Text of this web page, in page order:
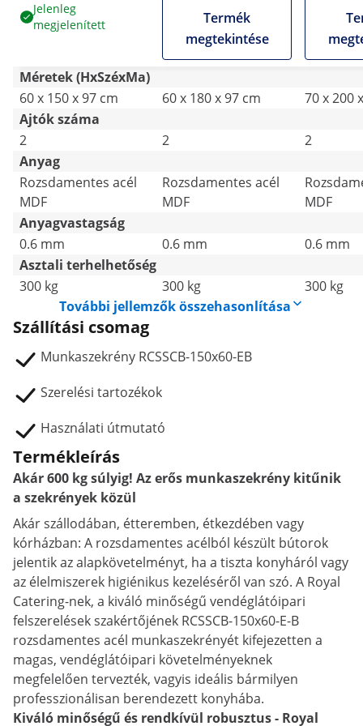
600 kg - hátsó perem
- Royal Catering
Jelenleg
megjelenített
600 kg - hátsó perem
- Royal Catering
Termék
megtekintése
600 kg -
Catering
Méretek (HxSzéxMa)
60 x 150 x 97 cm
60 x 180 x 97 cm
70 x 200
Ajtók száma
2
2
2
Anyag
Rozsdamentes acél
MDF
Rozsdamentes acél
MDF
MDF
Anyagvastagság
0.6 mm
0.6 mm
0.6 mm
Asztali terhelhetőség
300 kg
300 kg
300 kg
További jellemzők összehasonlítása
Szállítási csomag
Munkaszekrény RCSSCB-150x60-EB
Szerelési tartozékok
Használati útmutató
Termékleírás
Akár 600 kg súlyig! Az erős munkaszekrény kitűnik
a szekrények közül
Akár szállodában, étteremben, étkezdében vagy
kórházban: A rozsdamentes acélból készült bútorok
jelentik az alapkövetelményt, ha a tiszta konyháról vagy
az élelmiszerek higiénikus kezeléséről van szó. A Royal
Catering-nek, a kiváló minőségű vendéglátóipari
felszerelések szakértőjének RCSSCB-150x60-E-B
rozsdamentes acél munkaszekrényét kifejezetten a
magas, vendéglátóipari követelményeknek
megfelelően tervezték, vagyis ideális bármilyen
professzionálisan berendezett konyhába.
Kiváló minőségű és rendkívül robusztus - Royal